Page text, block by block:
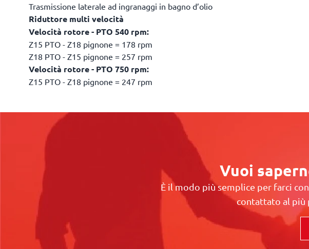
Trasmissione laterale ad ingranaggi in bagno d’olio
Riduttore multi velocità
Velocità rotore - PTO 540 rpm:
Z15 PTO - Z18 pignone = 178 rpm
Z18 PTO - Z15 pignone = 257 rpm
Velocità rotore - PTO 750 rpm:
Z15 PTO - Z18 pignone = 247 rpm
Vuoi
È il modo più semplice per farci
contattato al più